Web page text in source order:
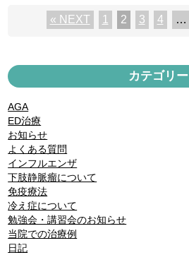
ペ
ー
ジ
送
り
« NEXT 1 2 3 4 …
カテゴリー
AGA
ED治療
お知らせ
よくある質問
インフルエンザ
下肢静脈瘤について
免疫療法
冷え症について
勉強会・講習会のお知らせ
当院での治療例
日記